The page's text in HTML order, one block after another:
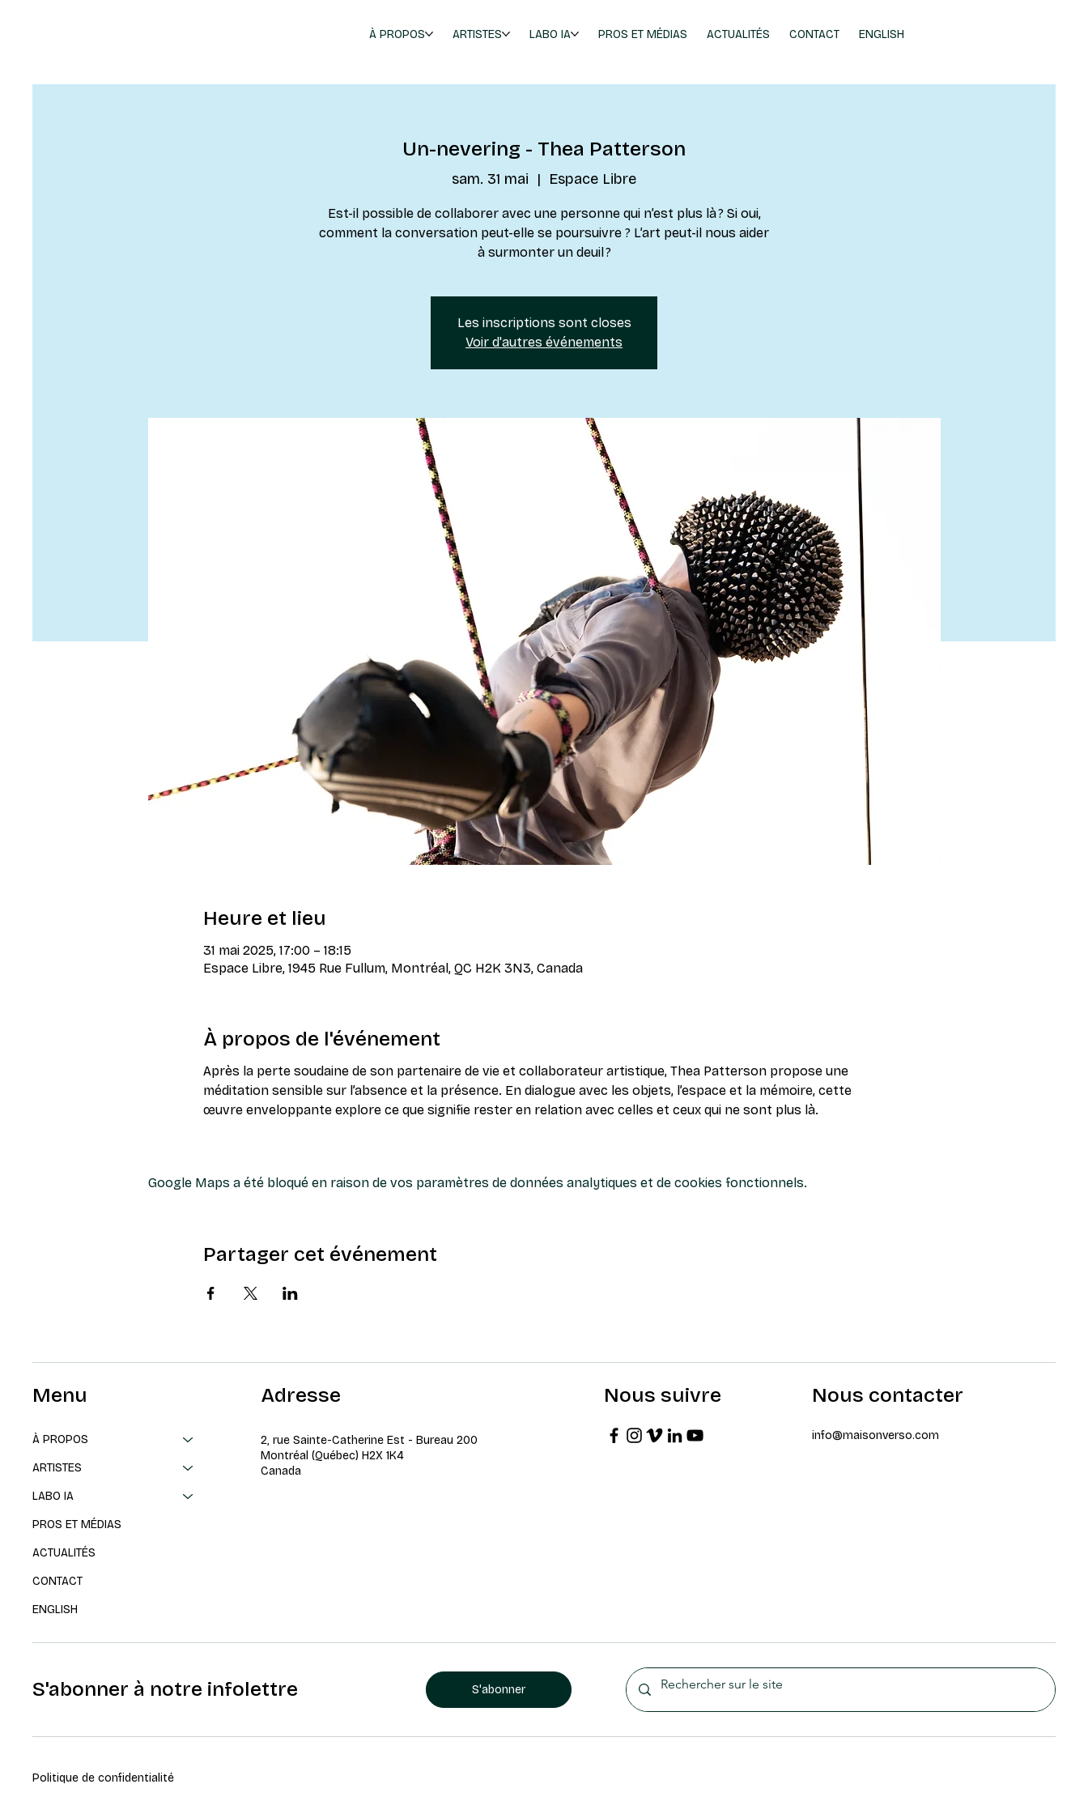
À PROPOS ARTISTES LABO IA PROS ET MÉDIAS ACTUALITÉS CONTACT ENGLISH
Un-nevering - Thea Patterson
sam. 31 mai
  |
Espace Libre
Est-il possible de collaborer avec une personne qui n’est plus là ? Si oui,
comment la conversation peut-elle se poursuivre ? L’art peut-il nous aider
à surmonter un deuil ?
Les inscriptions sont closes
Voir d'autres événements
Heure et lieu
31 mai 2025, 17:00 – 18:15
Espace Libre, 1945 Rue Fullum, Montréal, QC H2K 3N3, Canada
À propos de l'événement
Après la perte soudaine de son partenaire de vie et collaborateur artistique, Thea Patterson propose une
méditation sensible sur l’absence et la présence. En dialogue avec les objets, l’espace et la mémoire, cette
œuvre enveloppante explore ce que signifie rester en relation avec celles et ceux qui ne sont plus là.
Google Maps a été bloqué en raison de vos paramètres de données analytiques et de cookies fonctionnels.
Partager cet événement
Menu
À PROPOS
ARTISTES
LABO IA
PROS ET MÉDIAS
ACTUALITÉS
CONTACT
ENGLISH
Adresse
2, rue Sainte-Catherine Est - Bureau 200
Montréal (Québec) H2X 1K4
Canada
Nous suivre Nous contacter
info@maisonverso.com
S'abonner à notre infolettre S'abonner
Politique de confidentialité